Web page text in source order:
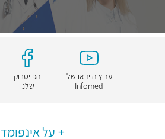
ערוץ הוידאו של
Infomed
הפייסבוק
שלנו
על אינפומד